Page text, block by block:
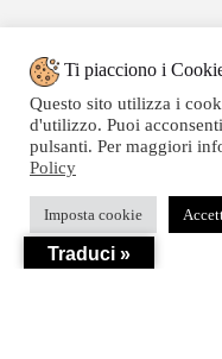
Copyright © 2020
powered by Dylog Italia
Privacy
Ti piacciono i
Questo sito utilizza i
d'utilizzo. Puoi
pulsanti. Per maggiori
Policy
Imposta cookie
Traduci »